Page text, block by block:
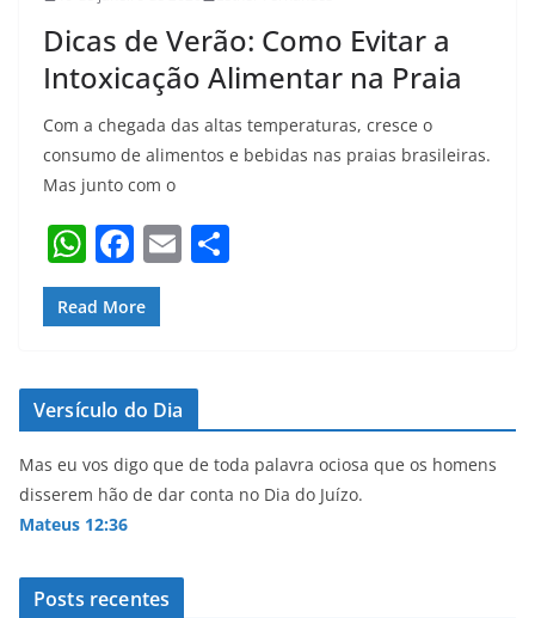
Dicas de Verão: Como Evitar a
Intoxicação Alimentar na Praia
Com a chegada das altas temperaturas, cresce o
consumo de alimentos e bebidas nas praias brasileiras.
Mas junto com o
W
h
at
A
p
p
F
a
c
b
o
o
k
E
Read More
Versículo do Dia
Mas eu vos digo que de toda palavra ociosa que os homens
disserem hão de dar conta no Dia do Juízo.
Mateus 12:36
Posts recentes